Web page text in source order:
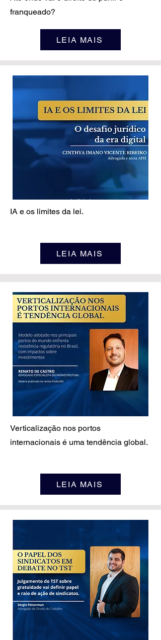
franqueado?
LEIA MAIS
IA e os limites da lei.
LEIA MAIS
Verticalização nos portos
internacionais é uma tendência global.
LEIA MAIS